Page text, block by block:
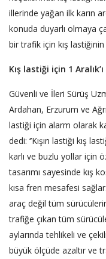
illerinde yağan ilk karın
konuda duyarlı olmaya
bir trafik için kış
Kış lastiği için 1
Güvenli ve İleri Sürüş
Ardahan, Erzurum ve
lastiği için alarm olarak
dedi: ‘’Kışın lastiği kış
karlı ve buzlu yollar için
tasarımı sayesinde kış
kısa fren mesafesi
araç değil tüm
trafiğe çıkan tüm
aylarında tehlikeli ve
büyük ölçüde azaltır ve